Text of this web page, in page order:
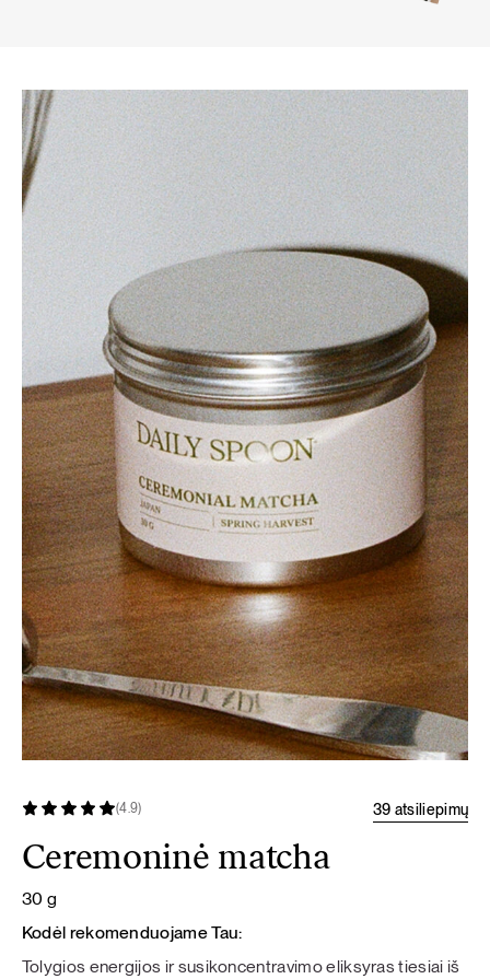
(4.9) 39 atsiliepimų
Ceremoninė matcha
30 g
Kodėl rekomenduojame Tau:
Tolygios energijos ir susikoncentravimo eliksyras tiesiai iš